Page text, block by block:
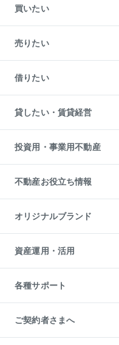
買いたい
新築・分譲マンションの購入
中古マンションの購入
一戸建ての購入
中古一戸建ての購入
不動産購入の流れ
注目キーワード物件特集
購入ガイド
English 繁体中文簡体中文
売りたい
一戸建ての売却・査定
土地の売却・査定
スピードAI査定
不動産査定について
不動産売却の流れ
不動産買換えの流れ
売却ガイド
借りたい
オフィス・店舗の賃貸
借りるときの流れ
借りるガイド
貸したい・賃貸経営
マンション賃料データ
賃貸管理プラン
リロケーションについて
貸すガイド
投資用・事業用不動産
事業用不動産
マンション投資
投資用マンション
アパート経営
収益物件
ビル購入（ビル一棟）
投資用不動産の売却査定
事業用不動産の売却査定
不動産お役立ち情報
マンションライブラリー
人気マンションランキング
暮らしに役立つ不動産メディア
不動産相場・不動産価格情報
不動産コラム・ニュース
不動産用語集
不動産なんでもネット相談室
住まいの税金
オリジナルブランド
一棟リノベーションマンション
L`GENTE（ルジェンテ）
区分リノベーションマンション
投資用一棟レジデンスWELL
不動産小口投資
LEGACIA（レガシア）
資産運用・活用
不動産M&A
アセットマネジメント・出資
各種サポート
相続サポート
リフォームサポート
ご契約者さまへ